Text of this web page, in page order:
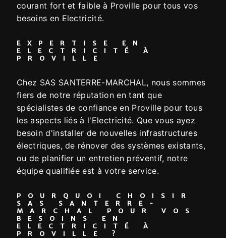
courant fort et faible à Proville pour tous vos
besoins en Electricité.
EXPERTISE EN
ELECTRICITÉ À
PROVILLE
Chez SAS SANTERRE-MARCHAL, nous sommes
fiers de notre réputation en tant que
spécialistes de confiance en Proville pour tous
les aspects liés à l'Electricité. Que vous ayez
besoin d'installer de nouvelles infrastructures
électriques, de rénover des systèmes existants,
ou de planifier un entretien préventif, notre
équipe qualifiée est à votre service.
POURQUOI CHOISIR
SAS SANTERRE-
MARCHAL POUR VOS
BESOINS EN
ELECTRICITÉ À
PROVILLE ?